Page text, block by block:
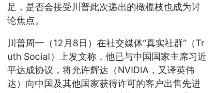
足，是否会接受川普此次递出的橄榄枝也成为讨
论焦点。
川普周一（12月8日）在社交媒体“真实社群”（Tr
uth Social）上发文称，他已与中国国家主席习近
平达成协议，将允许辉达（NVIDIA，又译英伟
达）向中国及其他国家获得许可的客户出售先进